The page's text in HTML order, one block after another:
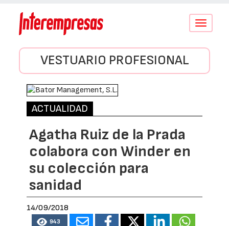
Conmutar
VESTUARIO PROFESIONAL
ACTUALIDAD
Agatha Ruiz de la Prada
colabora con Winder en
su colección para
sanidad
14/09/2018
943